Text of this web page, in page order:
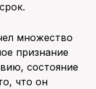
множество
признание
состояние
что он